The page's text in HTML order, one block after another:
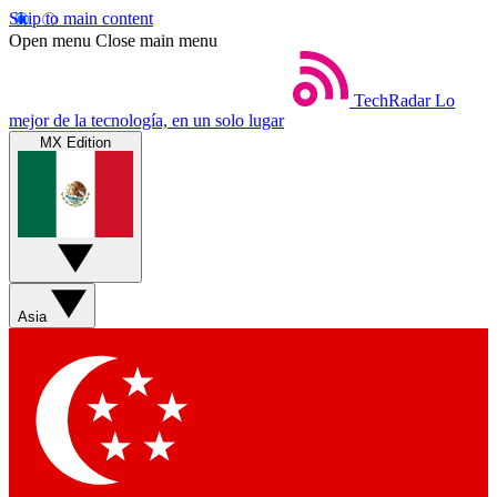
Skip to main content
Open menu Close main menu
TechRadar Lo
mejor de la tecnología, en un solo lugar
MX Edition
Asia